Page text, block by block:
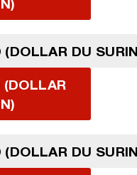
(DOLLAR DU
(DOLLAR
(DOLLAR DU